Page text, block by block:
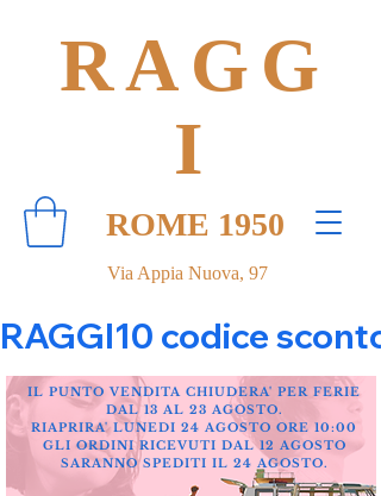
Via Appia Nuova, 97
RAGG
I
ROME 1950
RAGGI10 codice
IL PUNTO VENDITA CHIUDERA' PER FERIE
DAL 13 AL 23 AGOSTO.
RIAPRIRA' LUNEDI 24 AGOSTO ORE 10:00
GLI ORDINI RICEVUTI DAL 12 AGOSTO
SARANNO SPEDITI IL 24 AGOSTO.